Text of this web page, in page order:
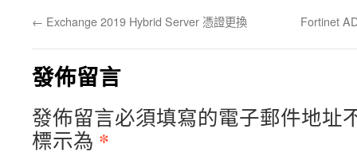
← Exchange 2019 Hybrid Server 憑證更換 Fortinet
發佈留言
發佈留言必須填寫的電子郵件地址
標示為 *